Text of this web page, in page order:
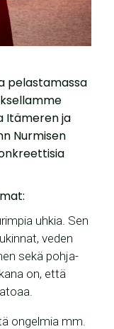
pelastamassa
Itämeren ja
Nurmisen
uhkia. Sen
veden
sekä pohja-
on, että
ongelmia mm.